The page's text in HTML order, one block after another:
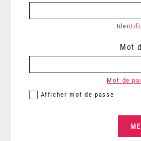
Mot
Afficher mot de passe
Mot de